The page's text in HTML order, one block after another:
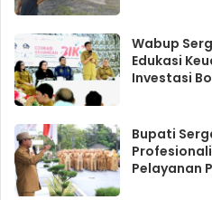
Wabup
Edukasi
Investasi
Bupati
Pelayanan